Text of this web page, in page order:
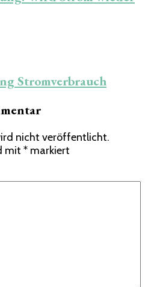
Stromverbrauch
nicht veröffentlicht.
mit * markiert